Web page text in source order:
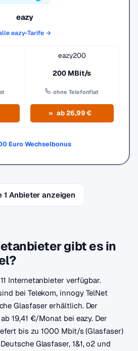
eazy
eazy-Tarife →
eazy200
200 MBit/s
ohne Telefonflat
ab 26,99 €
Euro Wechselbonus
1 Anbieter anzeigen
gibt es in
Internetanbieter verfügbar.
bei Telekom, innogy TelNet
Glasfaser erhältlich. Der
19,41 €/Monat bei eazy. Der
bis zu 1000 Mbit/s (Glasfaser)
Glasfaser, 1&1, o2 und